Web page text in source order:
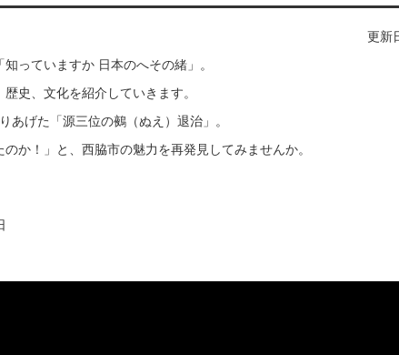
更新
っていますか 日本のへその緒」。
史、文化を紹介していきます。
あげた「源三位の鵺（ぬえ）退治」。
のか！」と、西脇市の魅力を再発見してみませんか。